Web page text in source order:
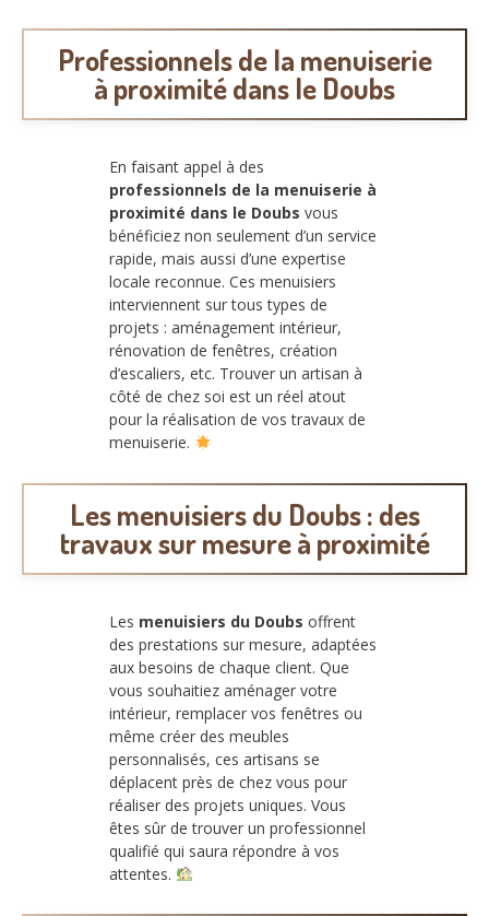
Professionnels de la menuiserie
à proximité dans le Doubs
En faisant appel à des
professionnels de la menuiserie à
proximité dans le Doubs vous
bénéficiez non seulement d’un service
rapide, mais aussi d’une expertise
locale reconnue. Ces menuisiers
interviennent sur tous types de
projets : aménagement intérieur,
rénovation de fenêtres, création
d’escaliers, etc. Trouver un artisan à
côté de chez soi est un réel atout
pour la réalisation de vos travaux de
menuiserie.
Les menuisiers du Doubs : des
travaux sur mesure à proximité
Les menuisiers du Doubs offrent
des prestations sur mesure, adaptées
aux besoins de chaque client. Que
vous souhaitiez aménager votre
intérieur, remplacer vos fenêtres ou
même créer des meubles
personnalisés, ces artisans se
déplacent près de chez vous pour
réaliser des projets uniques. Vous
êtes sûr de trouver un professionnel
qualifié qui saura répondre à vos
attentes.